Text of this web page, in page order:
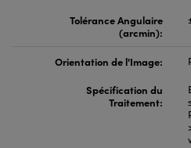
Tolérance Angulaire
(arcmin):
Orientation de l'Image:
Spécification du
Traitement: